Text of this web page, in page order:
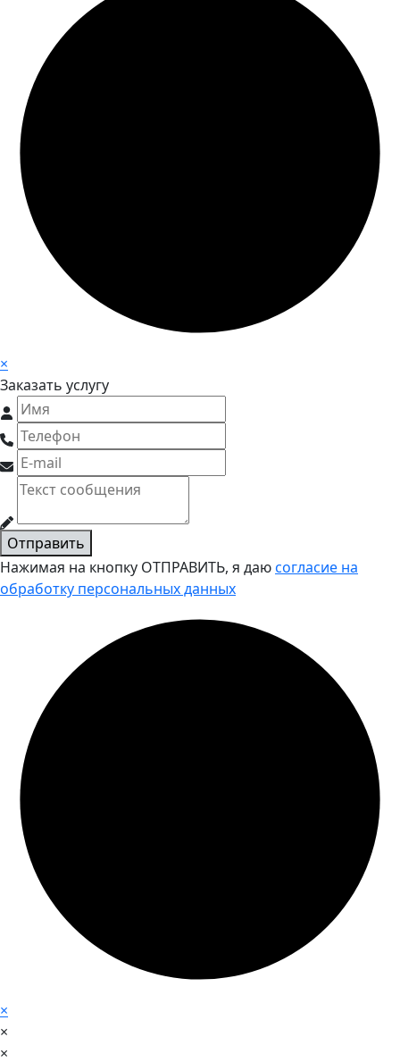
×
Заказать услугу
Отправить
Нажимая на кнопку ОТПРАВИТЬ, я даюсогласие на
обработку персональных данных
×
×
×